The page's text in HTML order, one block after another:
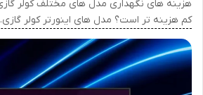
هزینه های نگهداری مدل های مختلف کولر
کم هزینه تر است؟ مدل های اینورتر کولر